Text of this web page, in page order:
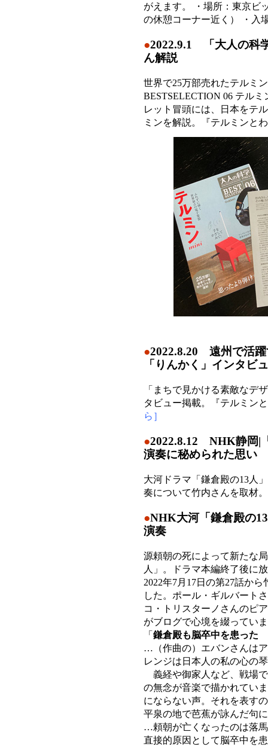
がえます。 ・場所：東京
の休憩コーナー近く） ・入
●2022.9.1 「大人の科
ん解説
世界で25万部売れたテルミ
BESTSELECTION 06 テル
レット冒頭には、日本をテ
ミンを解説。『テルミンと
●2022.8.20 遠州で活躍
「りんかく」インタビ
「まちで見かける素敵なデ
タビュー掲載。『テルミン
ら］
●2022.8.12 NHK静岡|
演奏に秘められた思い
大河ドラマ「鎌倉殿の13人
奏について竹内さんを取材
●NHK大河「鎌倉殿の
演奏
源頼朝の死によって新たな
人」。ドラマ本編終了後に
2022年7月17日の第27話か
した。ポール・ギルバート
コ・トリスターノさんのピ
がブログで心境を綴ってい
「 鎌倉殿も脳卒中を患った
…（作曲の）エバンさんは
レンジは日本人の私の心の
義経や御家人など、戦場
の無念が音楽で描かれてい
にならない声。それを表す
平泉の地で芭蕉が詠んだ句
…頼朝が亡くなったのは落
直接的原因として脳卒中を